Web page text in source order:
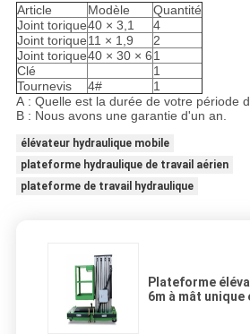
Article
Modèle
Quantité
Joint torique40 × 3,1
4
Joint torique11 × 1,9
2
Joint torique40 × 30 × 61
Clé
1
Tournevis
4#
1
A : Quelle est la durée de votre période
B : Nous avons une garantie d'un an.
élévateur hydraulique mobile
plateforme hydraulique de travail aérien
plateforme de travail hydraulique
Plateforme
6m à mât unique